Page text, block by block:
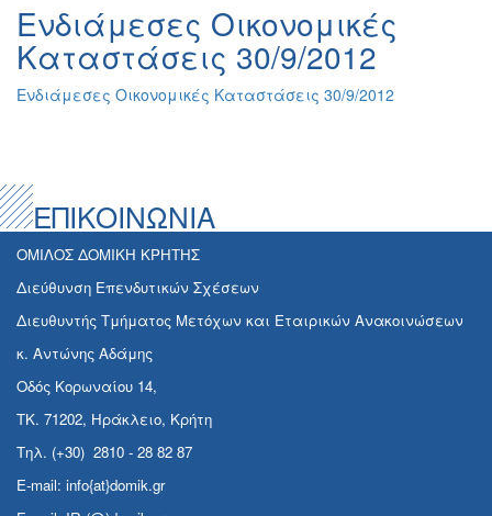
Ενδιάμεσες Οικονομικές
Καταστάσεις 30/9/2012
Ενδιάμεσες Οικονομικές Καταστάσεις 30/9/2012
ΕΠΙΚΟΙΝΩΝΙΑ
ΟΜΙΛΟΣ ΔΟΜΙΚΗ ΚΡΗΤΗΣ
Διεύθυνση Επενδυτικών Σχέσεων
Διευθυντής Τμήματος Μετόχων και Εταιρικών Ανακοινώσεων
κ. Αντώνης Αδάμης
Οδός Κορωναίου 14,
ΤΚ. 71202, Ηράκλειο, Κρήτη
Τηλ. (+30) 2810 - 28 82 87
E-mail: info{at}domik.gr